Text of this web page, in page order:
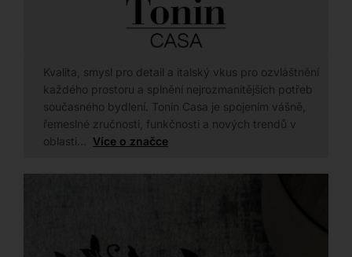
Kvalita, smysl pro detail a italský vkus pro ozvláštnění
každého prostoru a splnění nejrozmanitějších potřeb
současného bydlení. Tonin Casa je spojením vášně,
řemeslné zručnosti, funkčnosti a nových trendů v
oblasti… Více o značce